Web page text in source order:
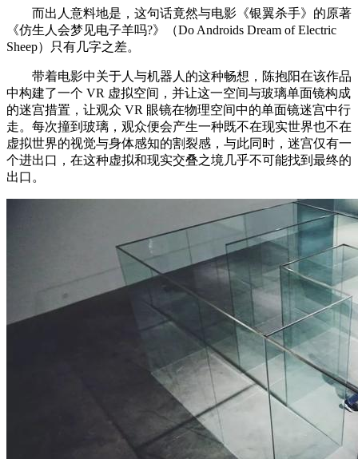
而出人意料地是，这句话竟然与电影《银翼杀手》的原著
《仿生人会梦见电子羊吗?》（Do Androids Dream of Electric
Sheep）只有几字之差。
带着电影中关于人与机器人的这种畅想，陈抱阳在该作品
中构建了一个 VR 虚拟空间，并让这一空间与玻璃单面镜构成
的迷宫措置，让观众 VR 眼镜在物理空间中的单面镜迷宫中行
走。每次撞到玻璃，观众便会产生一种既不在现实世界也不在
虚拟世界的视觉与身体感知的割裂感，与此同时，迷宫仅有一
个进出口，在这种虚拟和现实交叠之境几乎不可能找到最终的
出口。